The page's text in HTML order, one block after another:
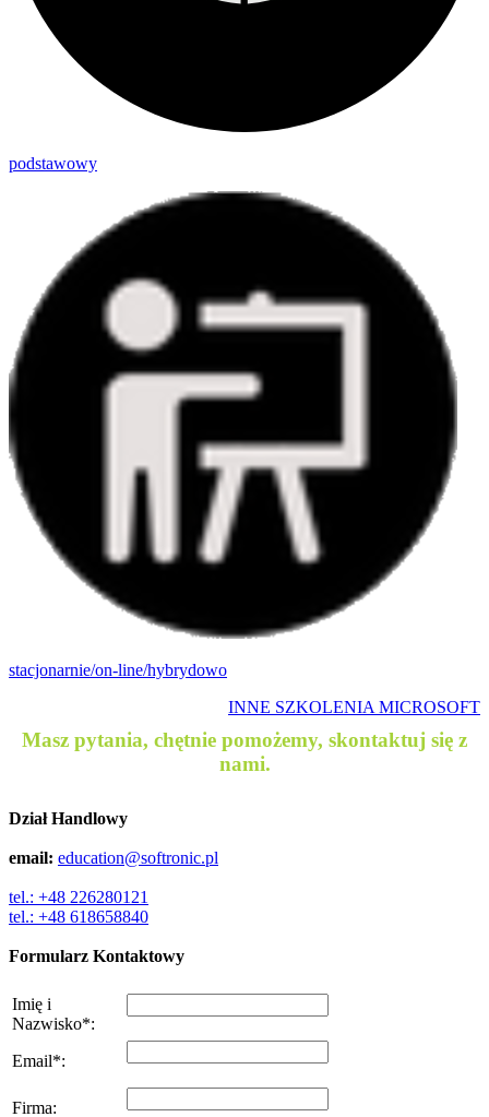
podstawowy
stacjonarnie/on-line/hybrydowo
INNE SZKOLENIA MICROSOFT
Masz pytania, chętnie pomożemy, skontaktuj się z
nami.
Dział Handlowy
email: education@softronic.pl
tel.: +48 226280121
tel.: +48 618658840
Formularz Kontaktowy
Imię i
Nazwisko*:
Email*:
Firma: